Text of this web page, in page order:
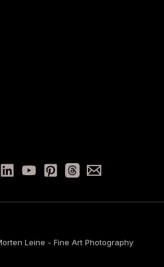
Leine - Fine Art Photography